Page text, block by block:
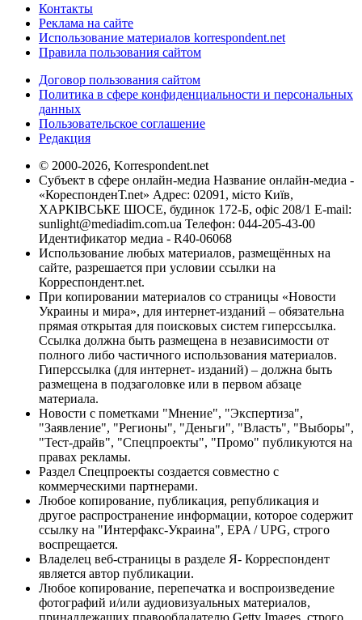
Контакты
Реклама на сайте
Использование материалов korrespondent.net
Правила пользования сайтом
Договор пользования сайтом
Политика в сфере конфиденциальности и персональных
данных
Пользовательское соглашение
Редакция
© 2000-2026, Korrespondent.net
Субъект в сфере онлайн-медиа Название онлайн-медиа -
«КореспонденТ.net» Адрес: 02091, місто Київ,
ХАРКІВСЬКЕ ШОСЕ, будинок 172-Б, офіс 208/1 E-mail:
sunlight@mediadim.com.ua Телефон: 044-205-43-00
Идентификатор медиа - R40-06068
Использование любых материалов, размещённых на
сайте, разрешается при условии ссылки на
Корреспондент.net.
При копировании материалов со страницы «Новости
Украины и мира», для интернет-изданий – обязательна
прямая открытая для поисковых систем гиперссылка.
Ссылка должна быть размещена в независимости от
полного либо частичного использования материалов.
Гиперссылка (для интернет- изданий) – должна быть
размещена в подзаголовке или в первом абзаце
материала.
Новости с пометками "Мнение", "Экспертиза",
"Заявление", "Регионы", "Деньги", "Власть", "Выборы",
"Тест-драйв", "Спецпроекты", "Промо" публикуются на
правах рекламы.
Раздел Спецпроекты создается совместно с
коммерческими партнерами.
Любое копирование, публикация, републикация и
другое распространение информации, которое содержит
ссылку на "Интерфакс-Украина", EPA / UPG, строго
воспрещается.
Владелец веб-страницы в разделе Я- Корреспондент
является автор публикации.
Любое копирование, перепечатка и воспроизведение
фотографий и/или аудиовизуальных материалов,
принадлежащих правообладателю Getty Images, строго